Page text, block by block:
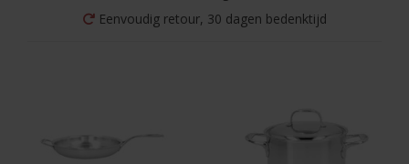
Eenvoudig retour, 30 dagen bedenktijd